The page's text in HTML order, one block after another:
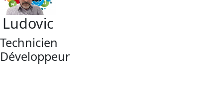
Ludovic
Technicien
Développeur